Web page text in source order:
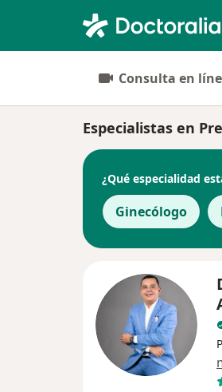
Consulta en
Especialistas en
¿Qué especialidad
Ginecólogo